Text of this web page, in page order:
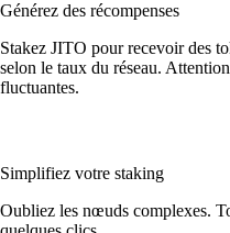
Générez des récompenses
Stakez JITO pour recevoir des
selon le taux du réseau.
fluctuantes.
Simplifiez votre staking
Oubliez les nœuds complexes.